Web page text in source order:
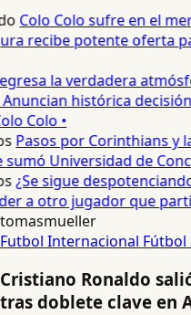
Colo Colo sufre en el
recibe potente oferta
la verdadera
histórica
Colo •
Pasos por Corinthians y
Universidad de
¿Se sigue
a otro jugador que
tomasmueller
Futbol Internacional Fútbol
Cristiano Ronaldo
tras doblete clave en